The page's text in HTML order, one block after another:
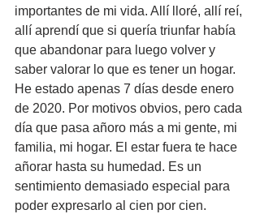
importantes de mi vida. Allí lloré, allí reí,
allí aprendí que si quería triunfar había
que abandonar para luego volver y
saber valorar lo que es tener un hogar.
He estado apenas 7 días desde enero
de 2020. Por motivos obvios, pero cada
día que pasa añoro más a mi gente, mi
familia, mi hogar. El estar fuera te hace
añorar hasta su humedad. Es un
sentimiento demasiado especial para
poder expresarlo al cien por cien.